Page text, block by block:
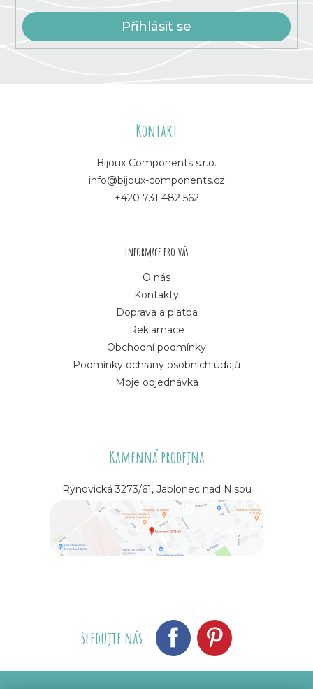
Přihlásit se
Kontakt
Bijoux Components s.r.o.
info@bijoux-components.cz
+420 731 482 562
Informace pro vás
O nás
Kontakty
Doprava a platba
Reklamace
Obchodní podmínky
Podmínky ochrany osobních údajů
Moje objednávka
Kamenná prodejna
Rýnovická 3273/61, Jablonec nad Nisou
Sledujte nás